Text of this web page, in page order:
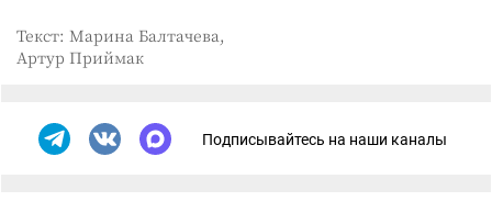
Текст: Марина Балтачева,
Артур Приймак
Подписывайтесь на наши каналы